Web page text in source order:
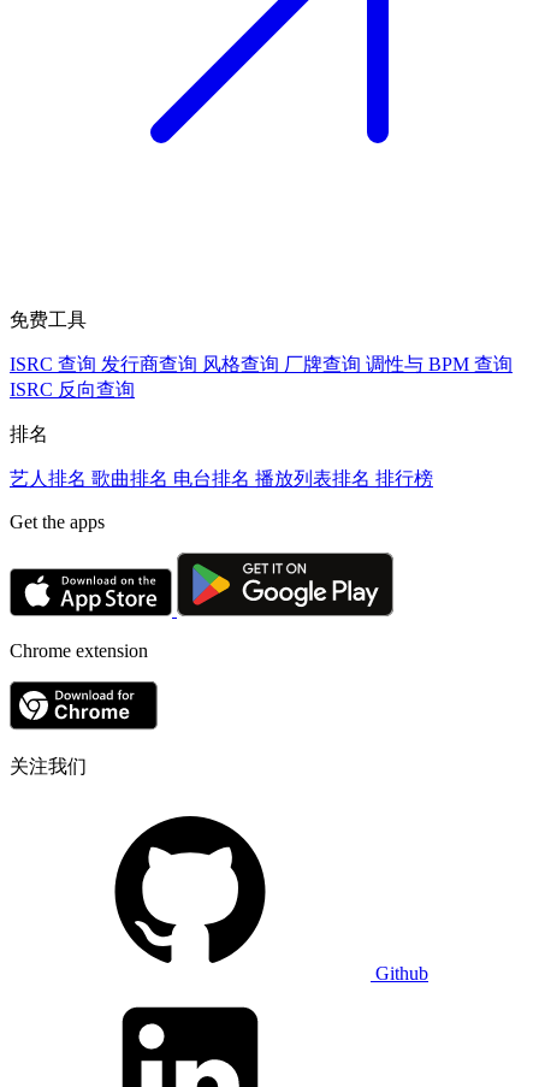
免费工具
ISRC 查询 发行商查询 风格查询 厂牌查询 调性与 BPM 查询
ISRC 反向查询
排名
艺人排名 歌曲排名 电台排名 播放列表排名 排行榜
Get the apps
Chrome extension
关注我们
Github